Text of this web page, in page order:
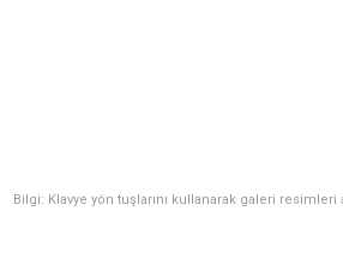
Bilgi: Klavye yön tuşlarını kullanarak galeri